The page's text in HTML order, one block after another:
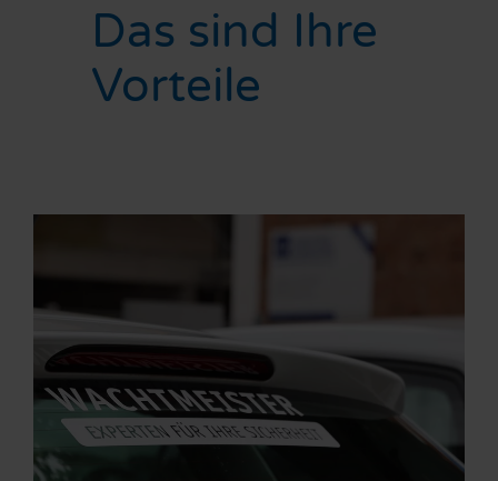
Das sind Ihre
Vorteile